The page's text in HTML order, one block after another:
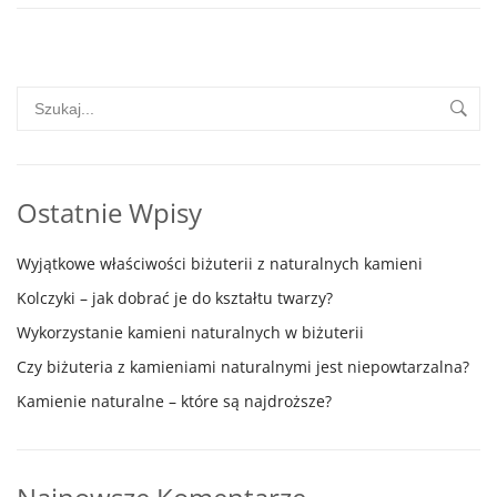
Ostatnie Wpisy
Wyjątkowe właściwości biżuterii z naturalnych kamieni
Kolczyki – jak dobrać je do kształtu twarzy?
Wykorzystanie kamieni naturalnych w biżuterii
Czy biżuteria z kamieniami naturalnymi jest niepowtarzalna?
Kamienie naturalne – które są najdroższe?